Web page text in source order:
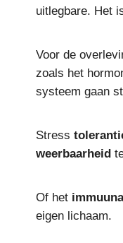
uitlegbare. Het
Voor de
zoals het
systeem gaan
Stress
weerbaarheid
Of het
eigen lichaam.